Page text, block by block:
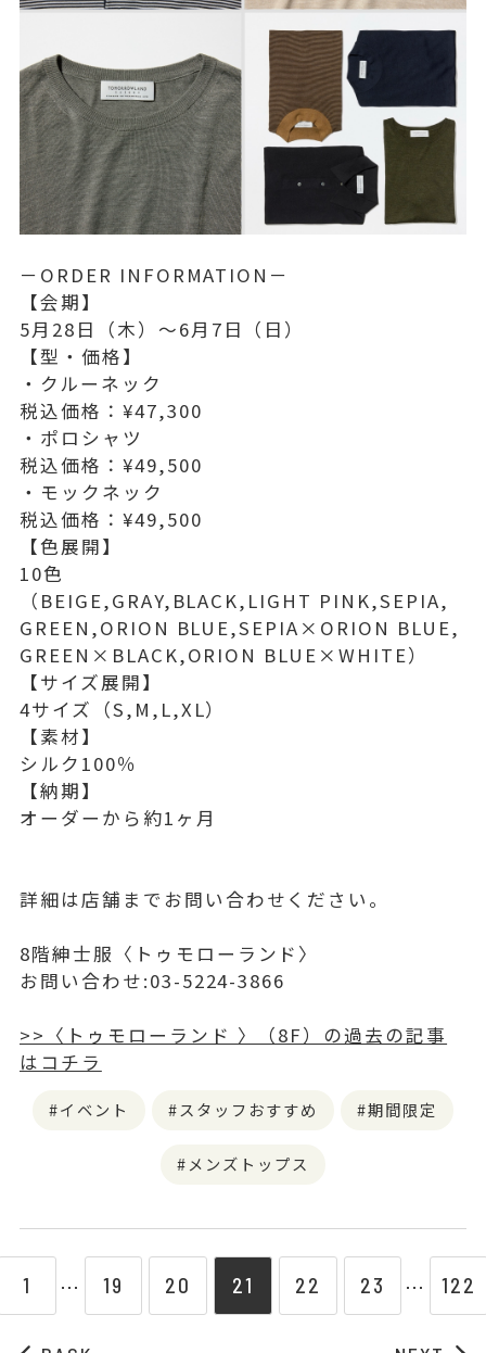
－ORDER INFORMATION－
【会期】
5月28日（木）〜6月7日（日）
【型・価格】
・クルーネック
税込価格：¥47,300
・ポロシャツ
税込価格：¥49,500
・モックネック
税込価格：¥49,500
【色展開】
10色
（BEIGE,GRAY,BLACK,LIGHT PINK,SEPIA,
GREEN,ORION BLUE,SEPIA×ORION BLUE,
GREEN×BLACK,ORION BLUE×WHITE）
【サイズ展開】
4サイズ（S,M,L,XL）
【素材】
シルク100％
【納期】
オーダーから約1ヶ月
詳細は店舗までお問い合わせください。
8階紳士服〈トゥモローランド〉
お問い合わせ:03-5224-3866
>>〈トゥモローランド 〉（8F）の過去の記事
はコチラ
イベント スタッフおすすめ 期間限定
メンズトップス
1 ⋯ 19 20 21 22 23 ⋯ 122